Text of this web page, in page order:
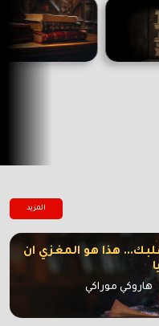
المزيد
هذا هو المغزي ان
هاروكي موراكي